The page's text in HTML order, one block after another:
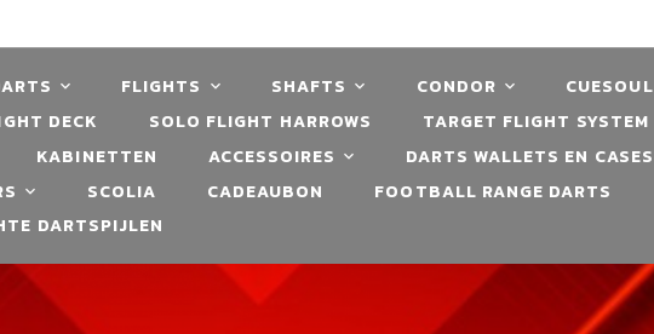
FLIGHTS SHAFTS CONDOR CUESOUL
DECK SOLO FLIGHT HARROWS TARGET FLIGHT SYSTEM
KABINETTEN ACCESSOIRES DARTS WALLETS EN CASES
SCOLIA CADEAUBON FOOTBALL RANGE DARTS
DARTSPIJLEN